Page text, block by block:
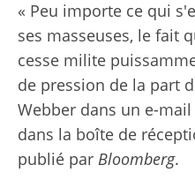
« Peu importe ce qui
ses masseuses, le fait
cesse milite
de pression de la part
Webber dans un e-
dans la boîte de
publié par Bloomberg.